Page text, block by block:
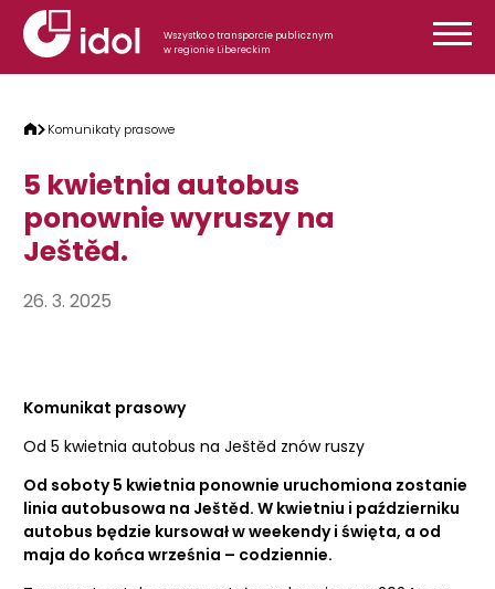
Przejdź do treści
Wszystko o transporcie publicznym
w regionie Libereckim
Komunikaty prasowe
5 kwietnia autobus
ponownie wyruszy na
Ještěd.
26. 3. 2025
Komunikat prasowy
Od 5 kwietnia autobus na Ještěd znów ruszy
Od soboty 5 kwietnia ponownie uruchomiona zostanie
linia autobusowa na Ještěd. W kwietniu i październiku
autobus będzie kursował w weekendy i święta, a od
maja do końca września – codziennie.